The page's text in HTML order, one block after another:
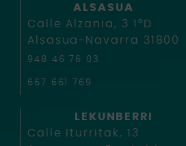
ALSASUA
Calle Alzania, 3 1ºD
Alsasua-Navarra 31800
948 46 76 03
667 661 769
LEKUNBERRI
Calle Iturritak, 13